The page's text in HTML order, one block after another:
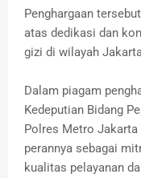
Penghargaan
atas dedikasi dan
gizi di wilayah
Dalam piagam
Kedeputian Bidang
Polres Metro
perannya sebagai
kualitas pelayanan